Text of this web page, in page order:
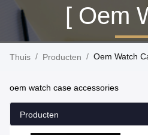
[ Oem
Case
Gelijke
Thuis / Producten / Oem Watch
oem watch case accessories
Producten